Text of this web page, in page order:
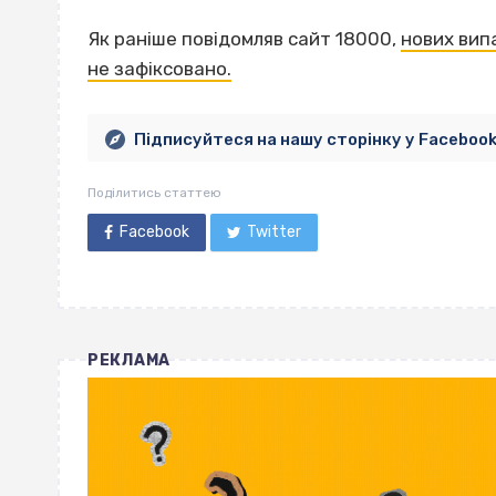
Як раніше повідомляв сайт 18000, нових
не зафіксовано.
Підписуйтеся на нашу сторінку у Facebook
Поділитись статтею
Facebook Twitter
РЕКЛАМА